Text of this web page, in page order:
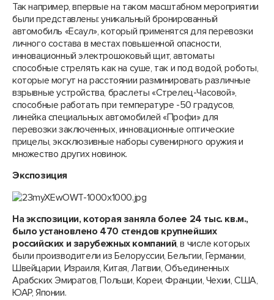
Так например, впервые на таком масштабном мероприятии
были представлены: уникальный бронированный
автомобиль «Есаул», который применятся для перевозки
личного состава в местах повышенной опасности,
инновационный электрошоковый щит, автоматы
способные стрелять как на суше, так и под водой, роботы,
которые могут на расстоянии разминировать различные
взрывные устройства, браслеты «Стрелец-Часовой»,
способные работать при температуре -50 градусов,
линейка специальных автомобилей «Профи» для
перевозки заключенных, инновационные оптические
прицелы, эксклюзивные наборы сувенирного оружия и
множество других новинок.
Экспозиция
На экспозиции, которая заняла более 24 тыс. кв.м.,
было установлено 470 стендов крупнейших
российских и зарубежных компаний, в числе которых
были производители из Белоруссии, Бельгии, Германии,
Швейцарии, Израиля, Китая, Латвии, Объединенных
Арабских Эмиратов, Польши, Кореи, Франции, Чехии, США,
ЮАР, Японии.